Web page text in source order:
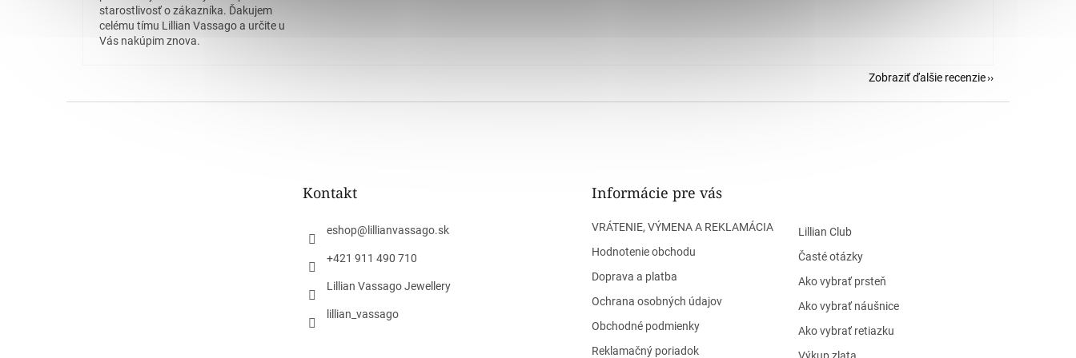
starostlivosť o zákazníka. Ďakujem
celému tímu Lillian Vassago a určite u
Vás nakúpim znova.
Zobraziť ďalšie recenzie
Kontakt
eshop@ lillianvassago.sk
+421 911 490 710
Lillian Vassago Jewellery
lillian_vassago
Informácie pre vás
VRÁTENIE, VÝMENA A REKLAMÁCIA
Hodnotenie obchodu
Doprava a platba
Ochrana osobných údajov
Obchodné podmienky
Reklamačný poriadok
Lillian Club
Časté otázky
Ako vybrať prsteň
Ako vybrať náušnice
Ako vybrať retiazku